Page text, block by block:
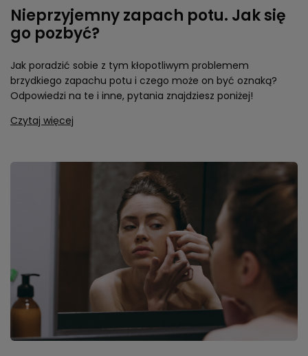
Nieprzyjemny zapach potu. Jak się
go pozbyć?
Jak poradzić sobie z tym kłopotliwym problemem
brzydkiego zapachu potu i czego może on być oznaką?
Odpowiedzi na te i inne, pytania znajdziesz poniżej!
Czytaj więcej